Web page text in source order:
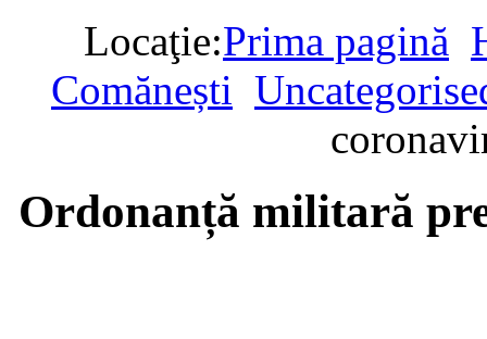
Locaţie:Prima pagină
Comănești
Ordonanță militară